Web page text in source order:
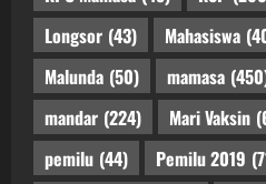
Longsor (43) Mahasiswa
Malunda (50) mamasa
mandar (224) Mari Vaksin
pemilu (44) Pemilu 2019